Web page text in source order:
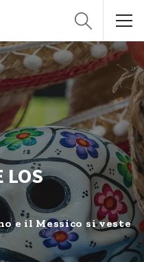
LOS
e il Messico si veste